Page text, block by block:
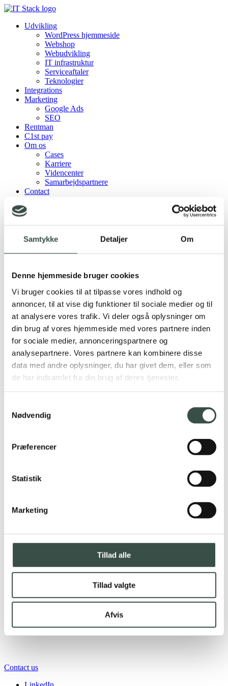
Samtykke Detaljer Om
Denne hjemmeside bruger cookies
Vi bruger cookies til at tilpasse vores indhold og
annoncer, til at vise dig funktioner til sociale medier og til
at analysere vores trafik. Vi deler også oplysninger om
din brug af vores hjemmeside med vores partnere inden
for sociale medier, annonceringspartnere og
analysepartnere. Vores partnere kan kombinere disse
data med andre oplysninger, du har givet dem, eller som
de har indsamlet fra din brug af deres tjenester.
Nødvendig
Præferencer
Statistik
Marketing
Tillad alle
Tillad valgte
Afvis
Udvikling
WordPress hjemmeside
Webshop
Webudvikling
IT infrastruktur
Serviceaftaler
Teknologier
Integrations
Marketing
Google Ads
SEO
Rentman
C1st pay
Om os
Cases
Karriere
Videncenter
Samarbejdspartnere
Contact
Udvikling
Webshop
Webudvikling
Serviceaftaler
Integrations
Marketing
Google Ads
SEO
Rentman
C1st pay
Om os
Karriere
Videncenter
Samarbejdspartnere
Contact
Contact us